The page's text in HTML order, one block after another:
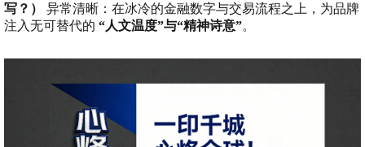
写？）
异常清晰：在冰冷的金融数字与交易流程之上，为品牌
注入无可替代的 “人文温度”与“精神诗意”。